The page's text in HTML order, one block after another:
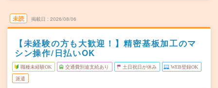
未読 掲載日 2026/08/06
【未経験の方も大歓迎！】精密基板加工のマ
シン操作/日払いOK
職種未経験OK 交通費別途支給あり 土日祝日が休み WEB登録OK
派遣